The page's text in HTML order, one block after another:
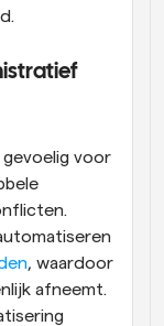
gevoelig voor
, waardoor
afneemt.